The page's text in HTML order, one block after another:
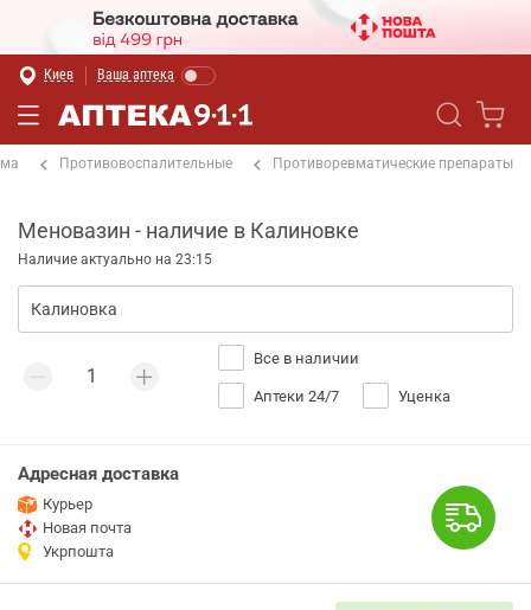
Киев Ваша аптека
Противовоспалительные Противоревматические препараты
Меновазин - наличие в Калиновке
Наличие актуально на 23:15
Все в наличии
Аптеки 24/7 Уценка
Адресная доставка
Курьер
Новая почта
Укрпошта